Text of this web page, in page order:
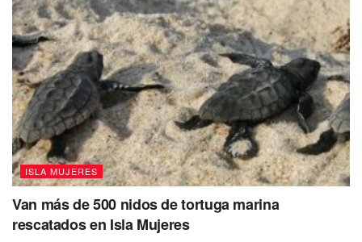
ISLA MUJERES
Van más de 500 nidos de tortuga marina
rescatados en Isla Mujeres